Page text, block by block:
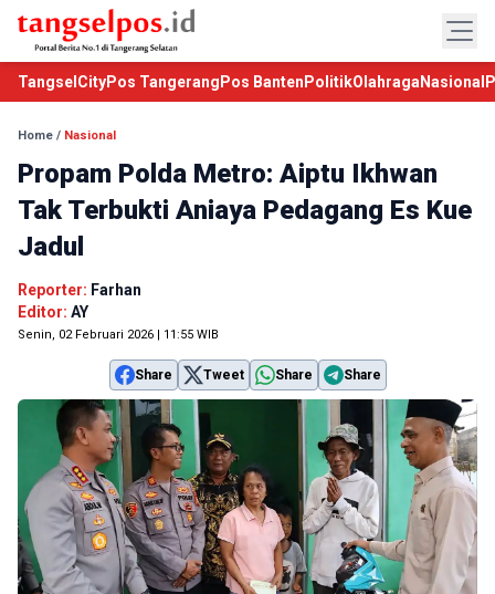
TangselCityPos Tangerang Pos Banten PolitikOlahraga Nasional
Home / Nasional
Propam Polda Metro: Aiptu Ikhwan
Tak Terbukti Aniaya Pedagang Es Kue
Jadul
Reporter: Farhan
Editor: AY
Senin, 02 Februari 2026 | 11:55 WIB
Share Tweet Share Share